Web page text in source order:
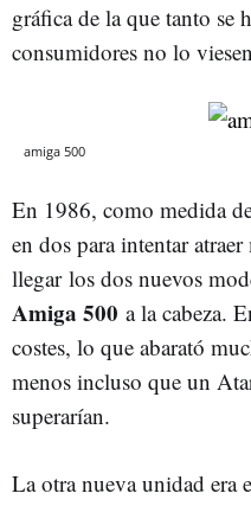
gráfica de la que tanto se
consumidores no lo
amiga 500
En 1986, como medida
en dos para intentar
llegar los dos nuevos
Amiga 500 a la cabeza.
costes, lo que abarató
menos incluso que un
superarían.
La otra nueva unidad era